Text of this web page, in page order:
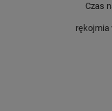
Czas
rękojmia